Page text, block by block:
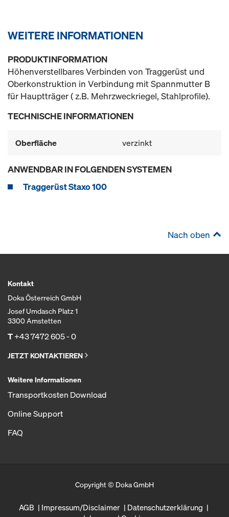
WEITERE INFORMATIONEN
PRODUKTINFORMATION
Höhenverstellbares Verbinden von Traggerüst und
Oberkonstruktion in Verbindung mit Spannmutter B
für Hauptträger ( z.B. Mehrzweckriegel, Stahlprofile).
TECHNISCHE INFORMATIONEN
Oberfläche verzinkt
ANWENDBAR IN FOLGENDEN SYSTEMEN
Traggerüst Staxo 100
Nach oben
Kontakt
Doka Österreich GmbH
Josef Umdasch Platz 1
3300 Amstetten
T+43 7472 605 - 0
JETZT KONTAKTIEREN
Weitere Informationen
Transportkosten Download
Online Support
FAQ
Copyright © Doka GmbH
AGB Impressum/Disclaimer
Datenschutzerklärung